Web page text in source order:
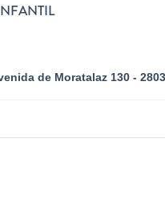
de Moratalaz 130 -